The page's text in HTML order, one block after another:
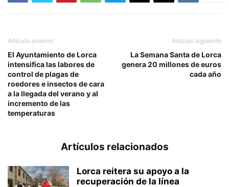
Artículo anterior
El Ayuntamiento de Lorca
intensifica las labores de
control de plagas de
roedores e insectos de cara
a la llegada del verano y al
incremento de las
temperaturas
Artículo siguiente
La Semana Santa de Lorca
genera 20 millones de euros
cada año
Artículos relacionados
Lorca reitera su apoyo a la
recuperación de la línea